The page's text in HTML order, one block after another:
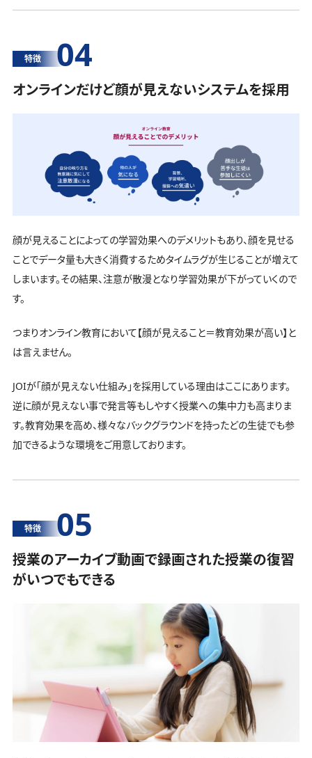
特徴 04
オンラインだけど顔が見えないシステムを採用
顔が見えることによっての学習効果へのデメリットもあり、顔を見せる
ことでデータ量も大きく消費するためタイムラグが生じることが増えて
しまいます。その結果、注意が散漫となり学習効果が下がっていくので
す。
つまりオンライン教育において【顔が見えること＝教育効果が高い】と
は言えません。
JOIが「顔が見えない仕組み」を採用している理由はここにあります。
逆に顔が見えない事で発言等もしやすく授業への集中力も高まりま
す。教育効果を高め、様々なバックグラウンドを持ったどの生徒でも参
加できるような環境をご用意しております。
特徴 05
授業のアーカイブ動画で録画された授業の復習
がいつでもできる